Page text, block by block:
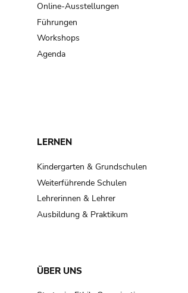
Online-Ausstellungen
Führungen
Workshops
Agenda
LERNEN
Kindergarten & Grundschulen
Weiterführende Schulen
Lehrerinnen & Lehrer
Ausbildung & Praktikum
ÜBER UNS